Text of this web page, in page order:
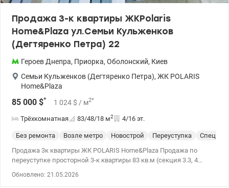
Продажа 3-к квартиры ЖКPolaris
Home&Plaza ул.Семьи Кульженков
(Дегтяренко Петра) 22
Героев Днепра, Приорка, Оболонский, Киев
Семьи Кульженков (Дегтяренко Петра), ЖК POLARIS
Home&Plaza
85 000 $* 1 024 $ / м2*
Трёхкомнатная 83/48/18 м2 4/16 эт.
Без ремонта Возле метро Новострой Переуступка
Продажа 3к квартиры ЖК POLARIS Home&Plaza Продажа по
переуступке просторной 3-к квартиры 83 кв.м (секция 3.3, 4
Обновлено: 21.05.2026